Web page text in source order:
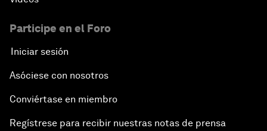
Participe en el Foro
Iniciar sesión
Asóciese con nosotros
Conviértase en miembro
Regístrese para recibir nuestras notas de prensa